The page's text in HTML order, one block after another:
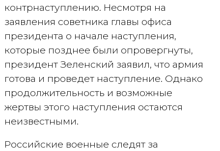
контрнаступлению. Несмотря на
заявления советника главы офиса
президента о начале наступления,
которые позднее были опровергнуты,
президент Зеленский заявил, что армия
готова и проведет наступление. Однако
продолжительность и возможные
жертвы этого наступления остаются
неизвестными.
Российские военные следят за